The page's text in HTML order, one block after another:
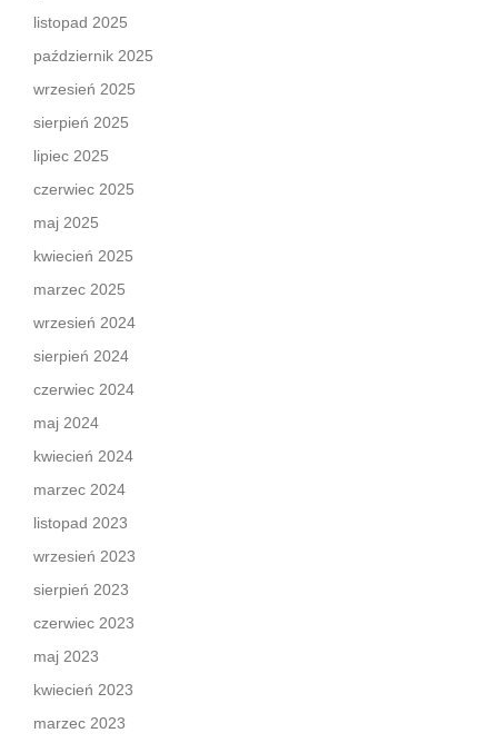
listopad 2025
październik 2025
wrzesień 2025
sierpień 2025
lipiec 2025
czerwiec 2025
maj 2025
kwiecień 2025
marzec 2025
wrzesień 2024
sierpień 2024
czerwiec 2024
maj 2024
kwiecień 2024
marzec 2024
listopad 2023
wrzesień 2023
sierpień 2023
czerwiec 2023
maj 2023
kwiecień 2023
marzec 2023